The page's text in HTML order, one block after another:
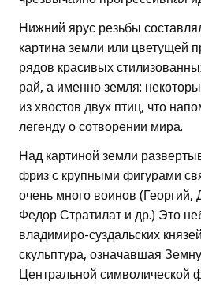
Нижний ярус резьбы
картина земли или цветущей
рядов красивых
рай, а именно земля:
из хвостов двух птиц, что
легенду о сотворении мира.
Над картиной земли
фриз с крупными фигурами
очень много воинов (Георгий,
Федор Стратилат и др.) Это
владимиро-суздальских
скульптура, означавшая
Центральной символической